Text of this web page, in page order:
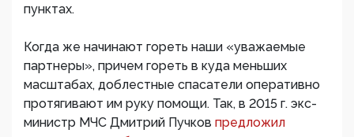
пунктах.
Когда же начинают гореть наши «уважаемые
партнеры», причем гореть в куда меньших
масштабах, доблестные спасатели оперативно
протягивают им руку помощи. Так, в 2015 г. экс-
министр МЧС Дмитрий Пучков предложил